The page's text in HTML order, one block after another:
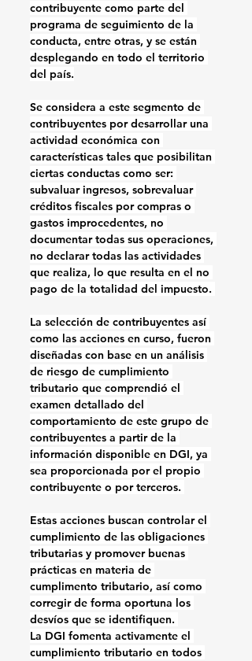
contribuyente como parte del
programa de seguimiento de la
conducta, entre otras, y se están
desplegando en todo el territorio
del país.
Se considera a este segmento de
contribuyentes por desarrollar una
actividad económica con
características tales que posibilitan
ciertas conductas como ser:
subvaluar ingresos, sobrevaluar
créditos fiscales por compras o
gastos improcedentes, no
documentar todas sus operaciones,
no declarar todas las actividades
que realiza, lo que resulta en el no
pago de la totalidad del impuesto.
La selección de contribuyentes así
como las acciones en curso, fueron
diseñadas con base en un análisis
de riesgo de cumplimiento
tributario que comprendió el
examen detallado del
comportamiento de este grupo de
contribuyentes a partir de la
información disponible en DGI, ya
sea proporcionada por el propio
contribuyente o por terceros.
Estas acciones buscan controlar el
cumplimiento de las obligaciones
tributarias y promover buenas
prácticas en materia de
cumplimento tributario, así como
corregir de forma oportuna los
desvíos que se identifiquen.
La DGI fomenta activamente el
cumplimiento tributario en todos